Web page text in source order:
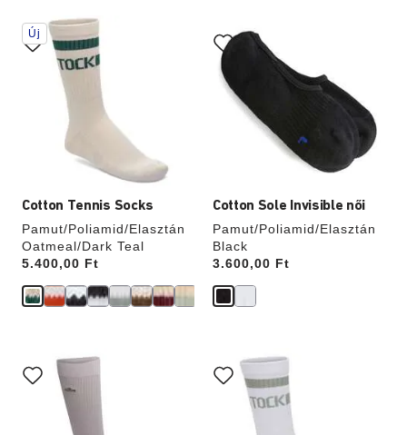
Cotton Tennis Socks
Pamut/Poliamid/Elasztán
Oatmeal/Dark Teal
Price:
5.400,00 Ft
A
színpalettával
való
interakció
termékképet
Új
Cotton Sole Invisible női
Pamut/Poliamid/Elasztán
Black
Price:
3.600,00 Ft
színpalettával
való
interakció
frissíti
termékképet
színpalettával
való
interakció
színpalettával
való
interakció